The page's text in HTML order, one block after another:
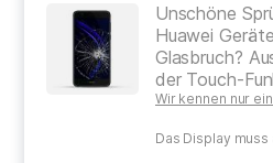
Unschöne
Huawei
Glasbruch?
der Touch-
Wir kennen nur
Das Display